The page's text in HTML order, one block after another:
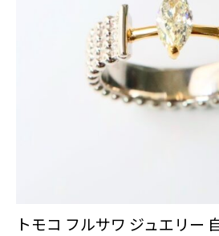
トモコ フルサワ ジュエリー